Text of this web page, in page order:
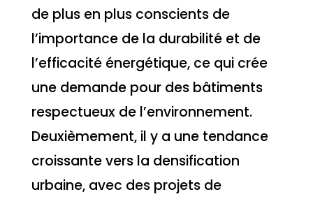
de plus en plus conscients de
l’importance de la durabilité et de
l’efficacité énergétique, ce qui crée
une demande pour des bâtiments
respectueux de l’environnement.
Deuxièmement, il y a une tendance
croissante vers la densification
urbaine, avec des projets de